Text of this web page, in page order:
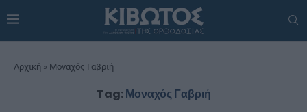
Αρχική » Μοναχός Γαβριή
Tag:Μοναχός Γαβριή